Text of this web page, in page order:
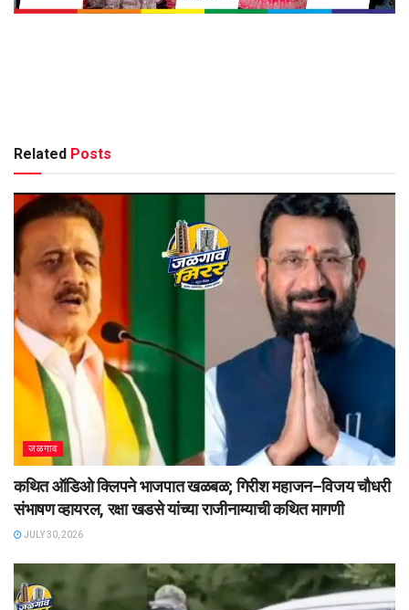
Related Posts
जळगाव
कथित ऑडिओ क्लिपने भाजपात खळबळ; गिरीश महाजन–विजय चौधरी
संभाषण व्हायरल, रक्षा खडसे यांच्या राजीनाम्याची कथित मागणी
JULY 30, 2026